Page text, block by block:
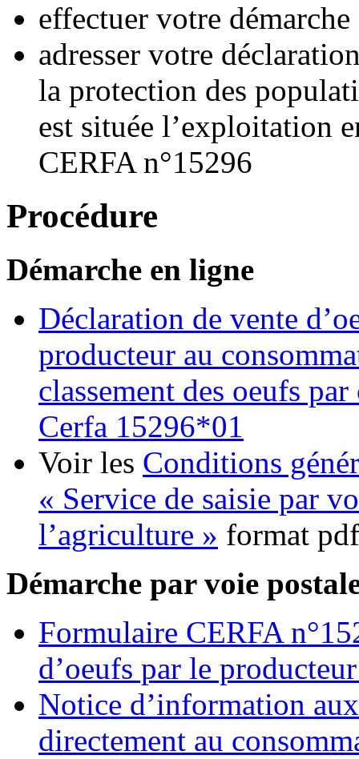
effectuer votre
adresser votre
la protection des
est située l’exploitation
CERFA n°15296
Procédure
Démarche en ligne
Déclaration de vente
producteur au
classement des oeufs
Cerfa 15296*01
Voir les Conditions
« Service de saisie par
l’agriculture » format pdf
Démarche par voie
Formulaire CERFA
d’oeufs par le
Notice d’information
directement au